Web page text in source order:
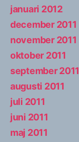
januari 2012
december 2011
november 2011
oktober 2011
september 2011
augusti 2011
juli 2011
juni 2011
maj 2011